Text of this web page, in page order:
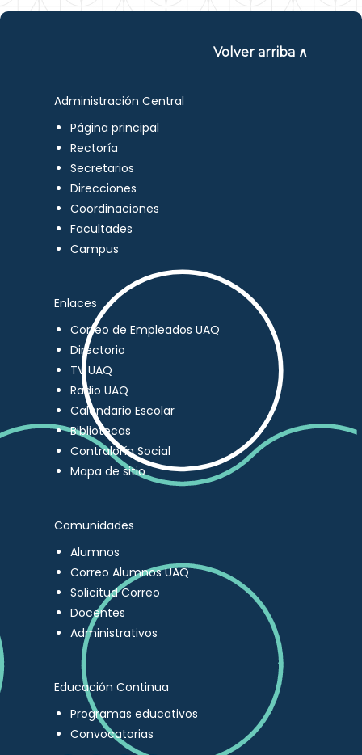
Volver arriba ∧
Administración Central
Página principal
Rectoría
Secretarios
Direcciones
Coordinaciones
Facultades
Campus
Enlaces
Correo de Empleados UAQ
Directorio
TV UAQ
Radio UAQ
Calendario Escolar
Bibliotecas
Contraloría Social
Mapa de sitio
Comunidades
Alumnos
Correo Alumnos UAQ
Solicitud Correo
Docentes
Administrativos
Educación Continua
Programas educativos
Convocatorias